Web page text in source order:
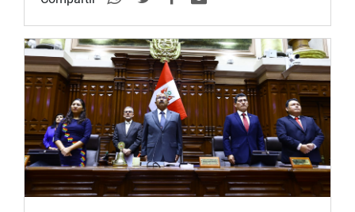
de Chancay tendrá una inversión, en la primera fase, de
1300 millones de dólares; muelles de carga,
computarizados, personal logístico y un túnel de acceso
al puerto.
El avance de obra está al 43 %, y una vez culminado,
generará 7500 empleos directos e indirectos.